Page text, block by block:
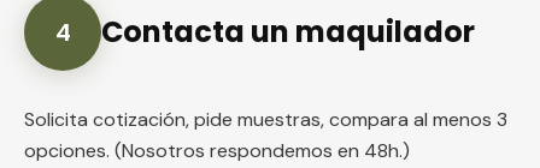
4 Contacta un maquilador
Solicita cotización, pide muestras, compara al menos 3
opciones. (Nosotros respondemos en 48h.)